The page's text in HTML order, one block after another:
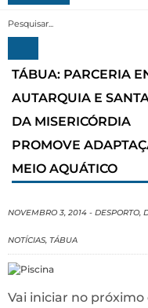
TÁBUA: PARCERIA
AUTARQUIA E
DA MISERICÓRDIA
PROMOVE
MEIO AQUÁTICO
NOVEMBRO 3, 2014 - DESPORTO,
NOTÍCIAS, TÁBUA
Vai iniciar no próximo